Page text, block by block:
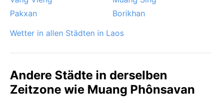
des südlichen Laos rechnet, wird angenehm
überrascht: In Phônsavan bleibt der Sommer zwar
feucht, aber vergleichsweise moderat.
Pakxan
Borikhan
Wetter in allen Städten in Laos
Andere Städte in derselben
Zeitzone wie Muang Phônsavan